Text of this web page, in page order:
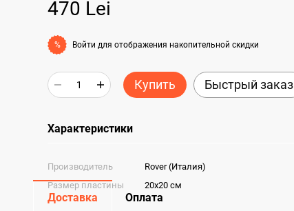
470 Lei
% Войти для отображения накопительной скидки
Купить Быстрый заказ
Характеристики
Производитель
Rover (Италия)
Размер пластины
20x20 см
Доставка Оплата